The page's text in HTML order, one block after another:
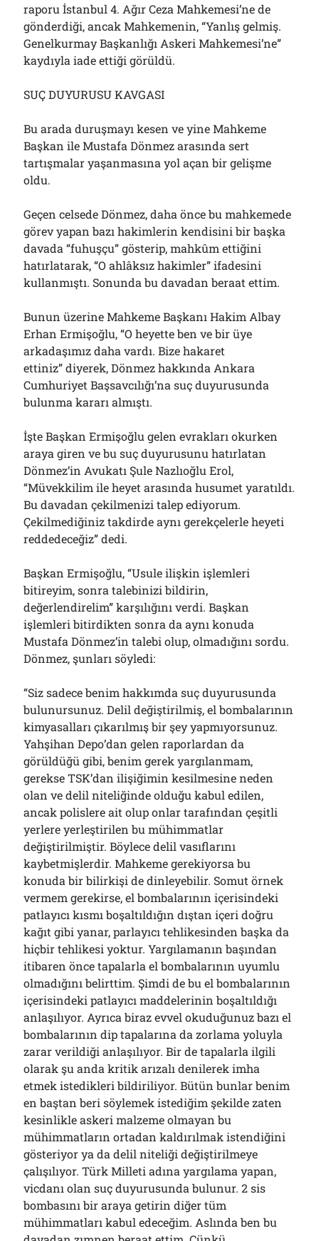
raporu İstanbul 4. Ağır Ceza Mahkemesi’ne de
gönderdiği, ancak Mahkemenin, “Yanlış gelmiş.
Genelkurmay Başkanlığı Askeri Mahkemesi’ne”
kaydıyla iade ettiği görüldü.
SUÇ DUYURUSU KAVGASI
Bu arada duruşmayı kesen ve yine Mahkeme
Başkan ile Mustafa Dönmez arasında sert
tartışmalar yaşanmasına yol açan bir gelişme
oldu.
Geçen celsede Dönmez, daha önce bu mahkemede
görev yapan bazı hakimlerin kendisini bir başka
davada “fuhuşçu” gösterip, mahkûm ettiğini
hatırlatarak, “O ahlâksız hakimler” ifadesini
kullanmıştı. Sonunda bu davadan beraat ettim.
Bunun üzerine Mahkeme Başkanı Hakim Albay
Erhan Ermişoğlu, “O heyette ben ve bir üye
arkadaşımız daha vardı. Bize hakaret
ettiniz” diyerek, Dönmez hakkında Ankara
Cumhuriyet Başsavcılığı’na suç duyurusunda
bulunma kararı almıştı.
İşte Başkan Ermişoğlu gelen evrakları okurken
araya giren ve bu suç duyurusunu hatırlatan
Dönmez’in Avukatı Şule Nazlıoğlu Erol,
“Müvekkilim ile heyet arasında husumet yaratıldı.
Bu davadan çekilmenizi talep ediyorum.
Çekilmediğiniz takdirde aynı gerekçelerle heyeti
reddedeceğiz” dedi.
Başkan Ermişoğlu, “Usule ilişkin işlemleri
bitireyim, sonra talebinizi bildirin,
değerlendirelim” karşılığını verdi. Başkan
işlemleri bitirdikten sonra da aynı konuda
Mustafa Dönmez’in talebi olup, olmadığını sordu.
Dönmez, şunları söyledi:
“Siz sadece benim hakkımda suç duyurusunda
bulunursunuz. Delil değiştirilmiş, el bombalarının
kimyasalları çıkarılmış bir şey yapmıyorsunuz.
Yahşihan Depo’dan gelen raporlardan da
görüldüğü gibi, benim gerek yargılanmam,
gerekse TSK’dan ilişiğimin kesilmesine neden
olan ve delil niteliğinde olduğu kabul edilen,
ancak polislere ait olup onlar tarafından çeşitli
yerlere yerleştirilen bu mühimmatlar
değiştirilmiştir. Böylece delil vasıflarını
kaybetmişlerdir. Mahkeme gerekiyorsa bu
konuda bir bilirkişi de dinleyebilir. Somut örnek
vermem gerekirse, el bombalarının içerisindeki
patlayıcı kısmı boşaltıldığın dıştan içeri doğru
kağıt gibi yanar, parlayıcı tehlikesinden başka da
hiçbir tehlikesi yoktur. Yargılamanın başından
itibaren önce tapalarla el bombalarının uyumlu
olmadığını belirttim. Şimdi de bu el bombalarının
içerisindeki patlayıcı maddelerinin boşaltıldığı
anlaşılıyor. Ayrıca biraz evvel okuduğunuz bazı el
bombalarının dip tapalarına da zorlama yoluyla
zarar verildiği anlaşılıyor. Bir de tapalarla ilgili
olarak şu anda kritik arızalı denilerek imha
etmek istedikleri bildiriliyor. Bütün bunlar benim
en baştan beri söylemek istediğim şekilde zaten
kesinlikle askeri malzeme olmayan bu
mühimmatların ortadan kaldırılmak istendiğini
gösteriyor ya da delil niteliği değiştirilmeye
çalışılıyor. Türk Milleti adına yargılama yapan,
vicdanı olan suç duyurusunda bulunur. 2 sis
bombasını bir araya getirin diğer tüm
mühimmatları kabul edeceğim. Aslında ben bu